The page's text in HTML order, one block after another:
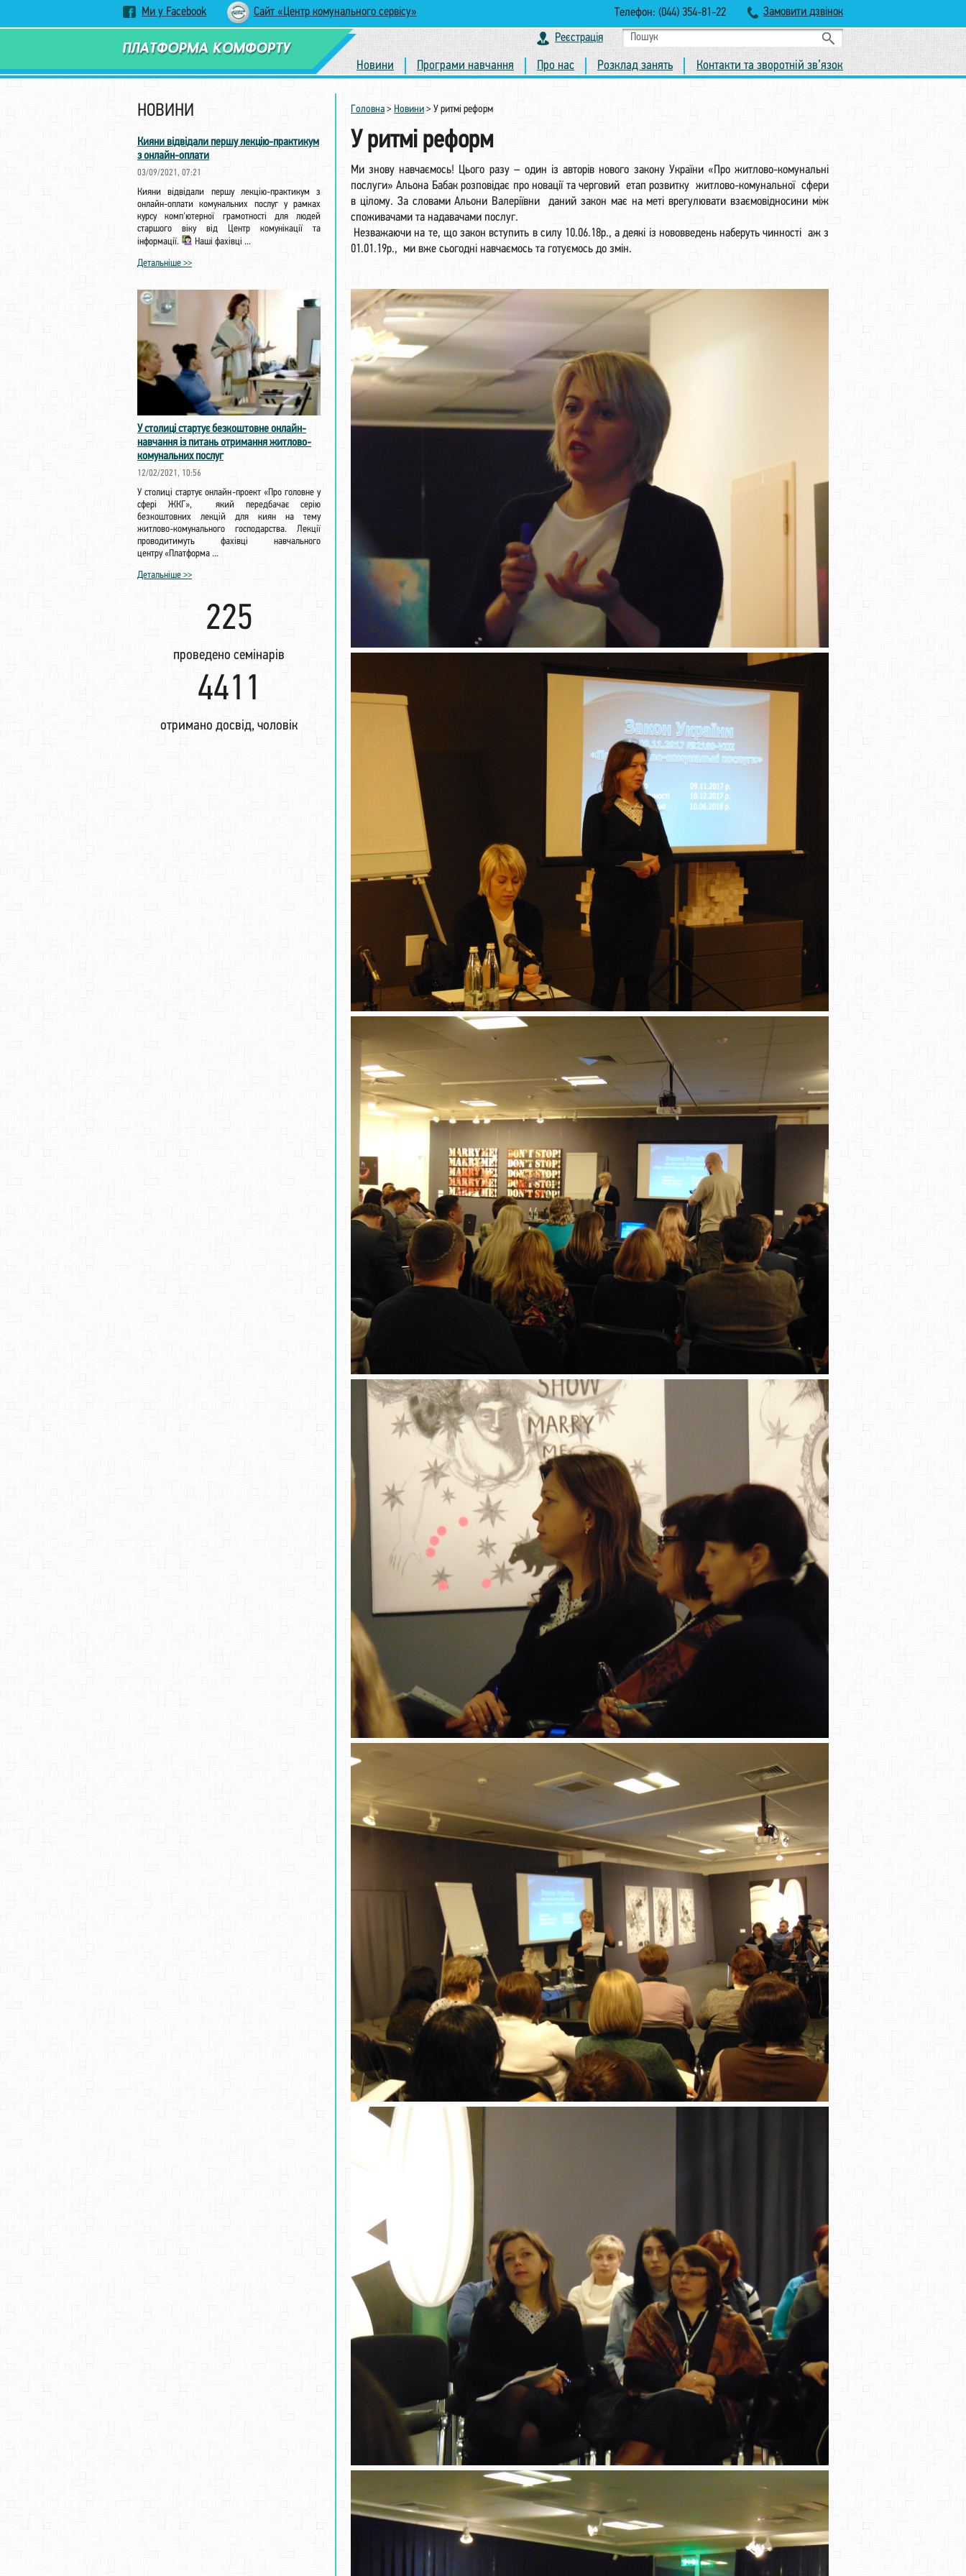
Ми у Facebook Сайт «Центр комунального сервісу» Замовити дзвінок
Телефон: (044) 354-81-22
Реєстрація
Новини Програми навчання Про нас Розклад занять Контакти та зворотній зв’язок
НОВИНИ
Кияни відвідали першу лекцію-практикум
з онлайн-оплати
03/09/2021, 07:21
Кияни відвідали першу лекцію-практикум з
онлайн-оплати комунальних послуг у рамках
курсу комп'ютерної грамотності для людей
старшого віку від Центр комунікації та
інформації.
Наші фахівці ...
Детальніше >>
У столиці стартує безкоштовне онлайн-
навчання із питань отримання житлово-
комунальних послуг
12/02/2021, 10:56
У столиці стартує онлайн-проект «Про головне у
сфері ЖКГ», який передбачає серію
безкоштовних лекцій для киян на тему
житлово-комунального господарства. Лекції
проводитимуть фахівці навчального
центру «Платформа ...
Детальніше >>
225
проведено семінарів
4411
отримано досвід, чоловік
Головна > Новини > У ритмі реформ
У ритмі реформ
Ми знову навчаємось! Цього разу – один із авторів нового закону України «Про житлово-комунальні
послуги» Альона Бабак розповідає про новації та черговий етап розвитку житлово-комунальної сфери
в цілому. За словами Альони Валеріївни даний закон має на меті врегулювати взаємовідносини між
споживачами та надавачами послуг.
Незважаючи на те, що закон вступить в силу 10.06.18р., а деякі із нововведень наберуть чинності аж з
01.01.19р., ми вже сьогодні навчаємось та готуємось до змін.